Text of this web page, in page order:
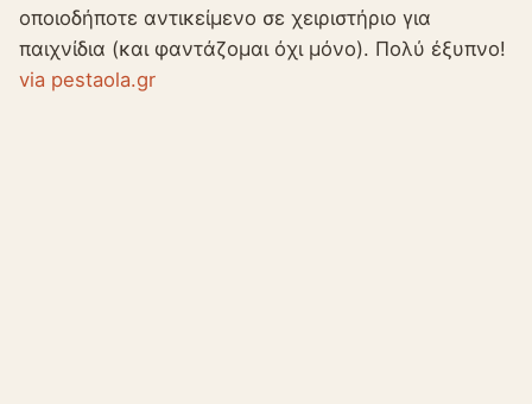
οποιοδήποτε αντικείμενο σε χειριστήριο για
παιχνίδια (και φαντάζομαι όχι μόνο). Πολύ έξυπνο!
via pestaola.gr